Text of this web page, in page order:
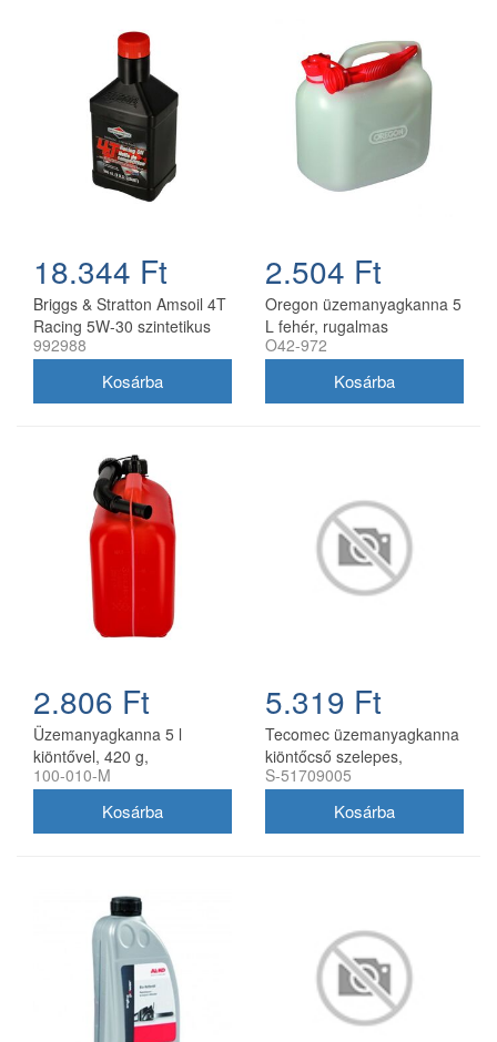
18.344 Ft
Briggs & Stratton Amsoil 4T
Racing 5W-30 szintetikus
motorolaj 0,95 l
992988
2.504 Ft
Oregon üzemanyagkanna 5
L fehér, rugalmas
kifolyócsővel
O42-972
2.806 Ft
Üzemanyagkanna 5 l
kiöntővel, 420 g,
utángyártott
100-010-M
5.319 Ft
Tecomec üzemanyagkanna
kiöntőcső szelepes,
utángyártott
S-51709005